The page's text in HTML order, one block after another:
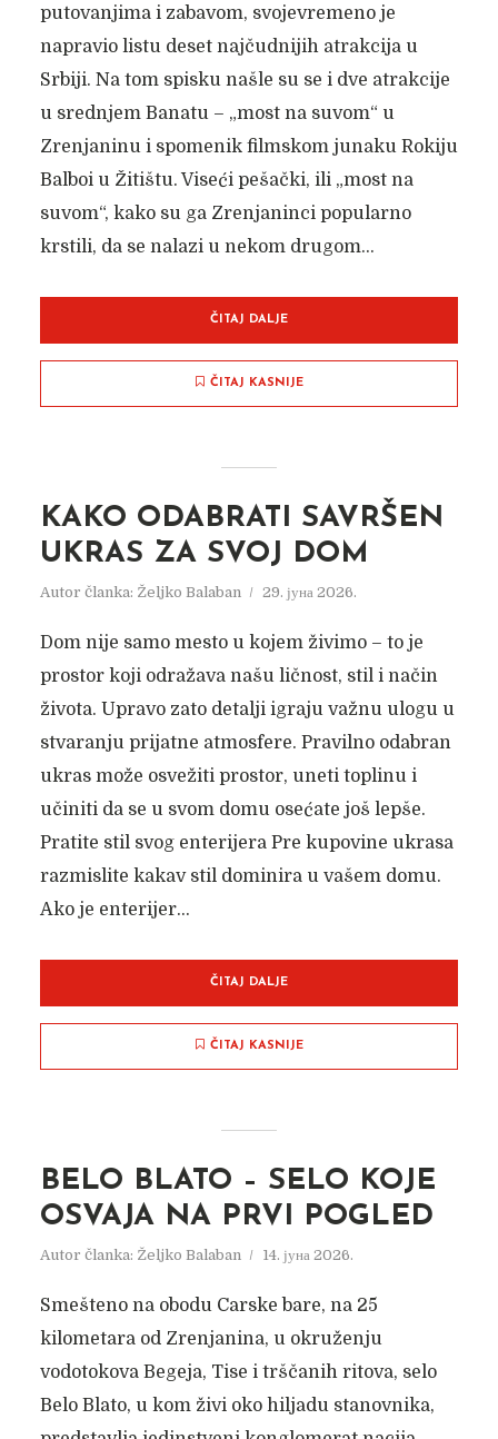
GAJDAŠ
Autor članka: Nadica Jakovljev 26. септембра 2018.
putovanjima i zabavom, svojevremeno je
napravio listu deset najčudnijih atrakcija u
Srbiji. Na tom spisku našle su se i dve atrakcije
u srednjem Banatu – „most na suvom“ u
Zrenjaninu i spomenik filmskom junaku Rokiju
Balboi u Žitištu. Viseći pešački, ili „most na
suvom“, kako su ga Zrenjaninci popularno
krstili, da se nalazi u nekom drugom...
ČITAJ DALJE
ČITAJ KASNIJE
KAKO ODABRATI SAVRŠEN
UKRAS ZA SVOJ DOM
Autor članka: Željko Balaban 29. јуна 2026.
Dom nije samo mesto u kojem živimo – to je
prostor koji odražava našu ličnost, stil i način
života. Upravo zato detalji igraju važnu ulogu u
stvaranju prijatne atmosfere. Pravilno odabran
ukras može osvežiti prostor, uneti toplinu i
učiniti da se u svom domu osećate još lepše.
Pratite stil svog enterijera Pre kupovine ukrasa
razmislite kakav stil dominira u vašem domu.
Ako je enterijer...
ČITAJ DALJE
ČITAJ KASNIJE
BELO BLATO – SELO KOJE
OSVAJA NA PRVI POGLED
Autor članka: Željko Balaban 14. јуна 2026.
Smešteno na obodu Carske bare, na 25
kilometara od Zrenjanina, u okruženju
vodotokova Begeja, Tise i trščanih ritova, selo
Belo Blato, u kom živi oko hiljadu stanovnika,